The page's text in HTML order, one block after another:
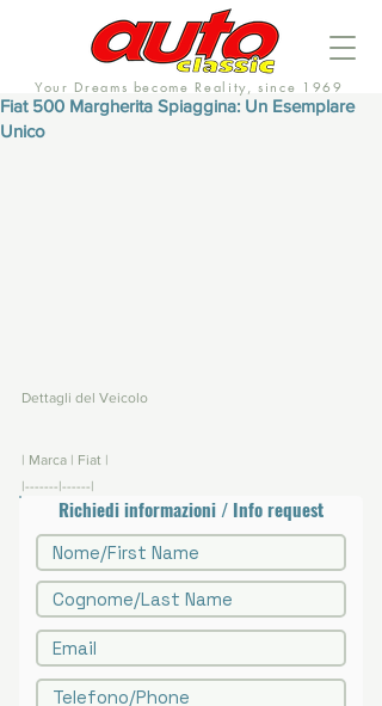
Your Dreams become Reality, since 1969
Fiat 500 Margherita Spiaggina: Un Esemplare
Unico
Dettagli del Veicolo
| Marca | Fiat |
|-------|------|
| Modello | 500 Margherita Spiaggina |
| Cilindrata | 499cc |
| Anno | 1960 |
| Cilindri | 2 |
| Chilometri | 22.000 |
| Carrozzeria | Aperta |
| Colore | Arancio / Giallo |
| Colore Interni | Grigio / Bianco |
Richiedi informazioni / Info request